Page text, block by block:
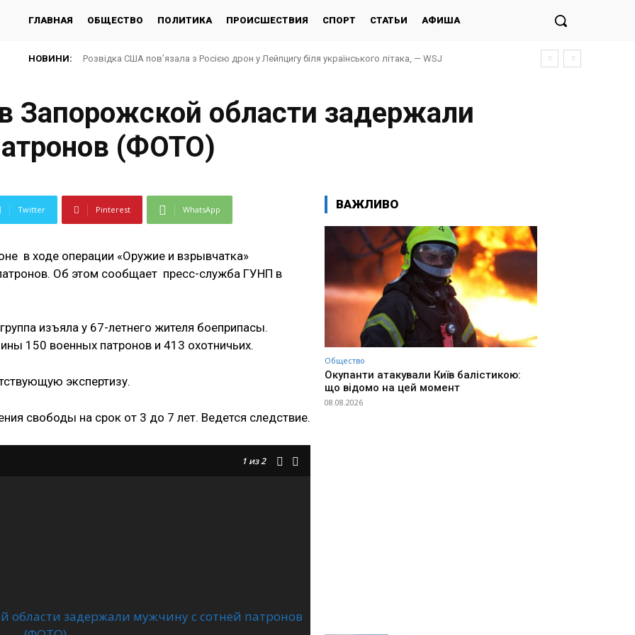
ГЛАВНАЯ ОБЩЕСТВО ПОЛИТИКА ПРОИСШЕСТВИЯ СПОРТ СТАТЬИ АФИША
НОВИНИ: Розвідка США пов’язала з Росією дрон у Лейпцигу біля українського літака, — WSJ
Росія вдарила дроном по лікарні у Херсоні, є постраждалі
Запорожской области задержали
(ФОТО)
Twitter Pinterest WhatsApp
в ходе операции «Оружие и взрывчатка»
Об этом сообщает пресс-служба ГУНП в
изъяла у 67-летнего жителя боеприпасы.
150 военных патронов и 413 охотничьих.
экспертизу.
свободы на срок от 3 до 7 лет. Ведется следствие.
1 из 2
ВАЖЛИВО
Общество
Окупанти атакували Київ балістикою:
що відомо на цей момент
08.08.2026